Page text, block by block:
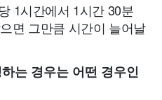
1시간에서 1시간 30분
면 그만큼 시간이 늘어날
는 경우는 어떤 경우인